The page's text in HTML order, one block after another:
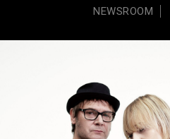
NEWSROOM